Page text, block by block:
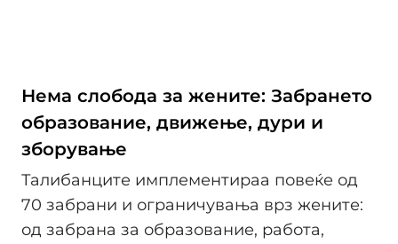
Нема слобода за жените: Забрането
образование, движење, дури и
зборување
Талибанците имплементираа повеќе од
70 забрани и ограничувања врз жените:
од забрана за образование, работа,